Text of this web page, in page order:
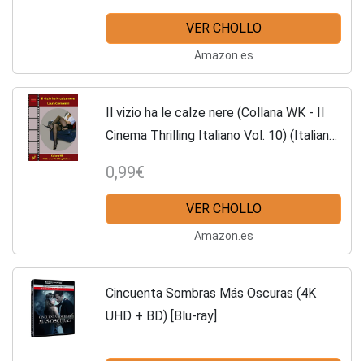
2019
VER CHOLLO
Amazon.es
Il vizio ha le calze nere (Collana WK - Il
Cinema Thrilling Italiano Vol. 10) (Italian
0,99€
VER CHOLLO
Amazon.es
Cincuenta Sombras Más Oscuras (4K
UHD + BD) [Blu-ray]